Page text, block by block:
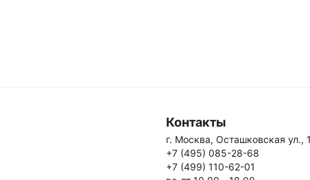
Контакты
г. Москва, Осташковская ул.,
+7 (495) 085-28-68
+7 (499) 110-62-01